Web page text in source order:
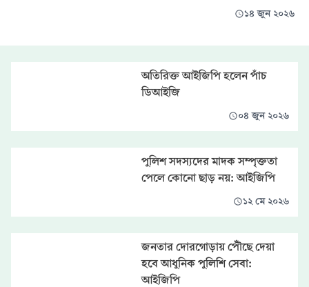
১৪ জুন ২০২৬
অতিরিক্ত আইজিপি হলেন পাঁচ
ডিআইজি
০৪ জুন ২০২৬
পুলিশ সদস্যদের মাদক সম্পৃক্ততা
পেলে কোনো ছাড় নয়: আইজিপি
১২ মে ২০২৬
জনতার দোরগোড়ায় পৌঁছে দেয়া
হবে আধুনিক পুলিশি সেবা:
আইজিপি